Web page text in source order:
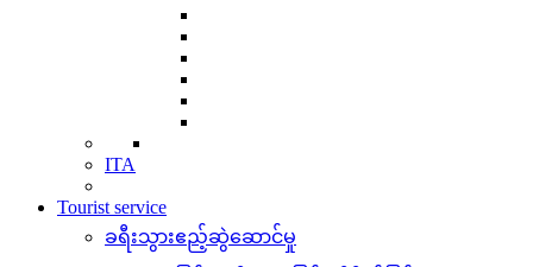
ITA
Tourist service
ခရီးသွားဧည့်ဆွဲဆောင်မှု